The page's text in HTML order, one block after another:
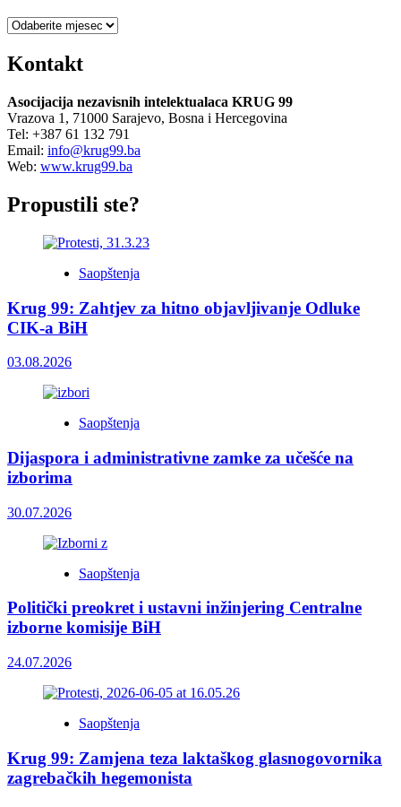
Arhiva
Kontakt
Asocijacija nezavisnih intelektualaca KRUG 99
Vrazova 1, 71000 Sarajevo, Bosna i Hercegovina
Tel: +387 61 132 791
Email: info@krug99.ba
Web: www.krug99.ba
Propustili ste?
Saopštenja
Krug 99: Zahtjev za hitno objavljivanje Odluke
CIK-a BiH
03.08.2026
Saopštenja
Dijaspora i administrativne zamke za učešće na
izborima
30.07.2026
Saopštenja
Politički preokret i ustavni inžinjering Centralne
izborne komisije BiH
24.07.2026
Saopštenja
Krug 99: Zamjena teza laktaškog glasnogovornika
zagrebačkih hegemonista